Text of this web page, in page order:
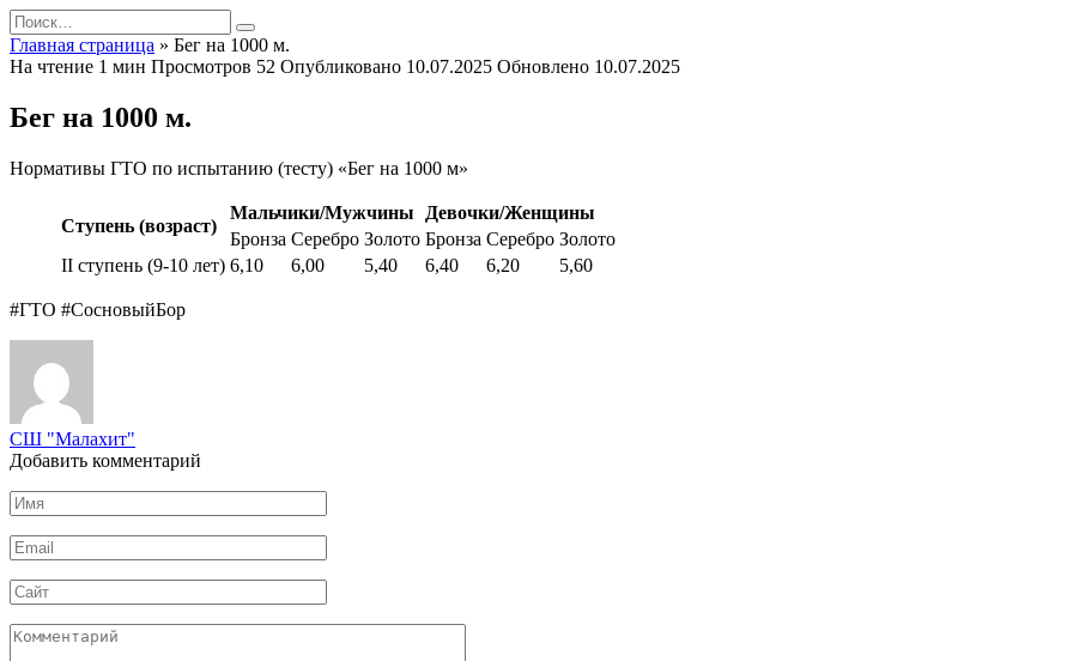
Перейти
к
содержанию
Search
for:
Главная страница » Бег на 1000 м.
На чтение 1 мин Просмотров 52 Опубликовано 10.07.2025 Обновлено 10.07.2025
Бег на 1000 м.
Нормативы ГТО по испытанию (тесту) «Бег на 1000 м»
Ступень (возраст)
Мальчики/Мужчины
Девочки/Женщины
Бронза Серебро Золото Бронза Серебро Золото
II ступень (9-10 лет) 6,10 6,00 5,40 6,40 6,20 5,60
#ГТО #СосновыйБор
СШ "Малахит"
Добавить комментарий
Имя
*
Email
*
Сайт
Комментарий